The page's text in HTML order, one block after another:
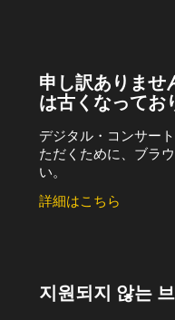
申し訳ありませ
は古くなってお
デジタル・コンサー
ただくために、ブラ
い。
詳細はこちら
지원되지 않는